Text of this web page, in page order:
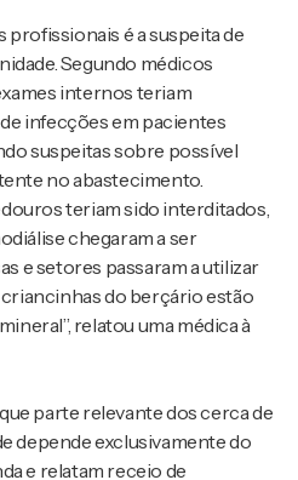
é a suspeita de
Segundo médicos
internos teriam
infecções em pacientes
suspeitas sobre possível
no abastecimento.
teriam sido interditados,
chegaram a ser
e setores passaram a utilizar
criancinhas do berçário estão
relatou uma médica à
parte relevante dos cerca de
depende exclusivamente do
e relatam receio de